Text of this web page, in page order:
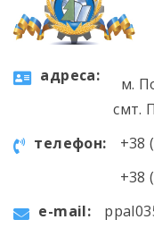
aдресa:
м.
смт.
телефон:
+38
+38
e-mail: